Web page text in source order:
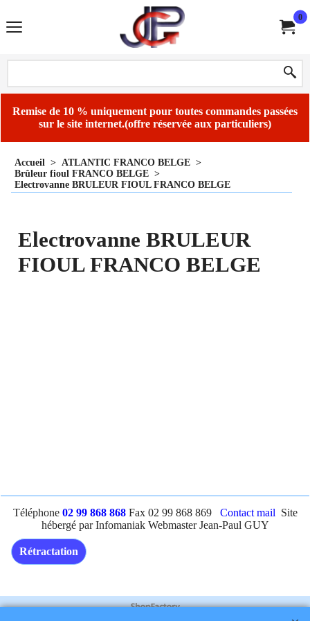
0
Remise de 10 % uniquement pour toutes commandes passées
sur le site internet.(offre réservée aux particuliers)
Accueil > ATLANTIC FRANCO BELGE >
Brûleur fioul FRANCO BELGE >
Electrovanne BRULEUR FIOUL FRANCO BELGE
Electrovanne BRULEUR
FIOUL FRANCO BELGE
Téléphone 02 99 868 868Fax 02 99 868 869 Contact mail Site
hébergé par Infomaniak Webmaster Jean-Paul GUY
Rétractation
Boutique en ligne créés